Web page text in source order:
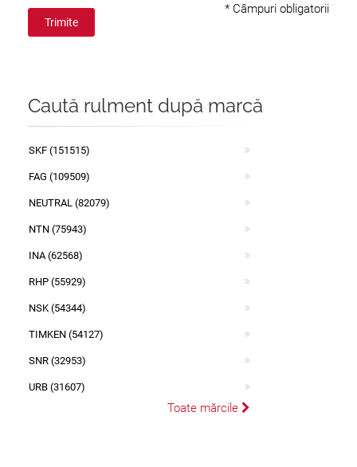
* Câmpuri obligatorii
Trimite
Caută rulment după marcă
SKF (151515)
FAG (109509)
NEUTRAL (82079)
NTN (75943)
INA (62568)
RHP (55929)
NSK (54344)
TIMKEN (54127)
SNR (32953)
URB (31607)
Toate mărcile